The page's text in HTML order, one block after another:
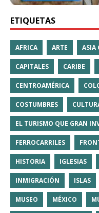
ETIQUETAS
AFRICA ARTE ASIA
CAPITALES CARIBE
CENTROAMÉRICA
COSTUMBRES
EL TURISMO QUE GRAN
FERROCARRILES
HISTORIA IGLESIAS
INMIGRACIÓN ISLAS
MUSEO MÉXICO